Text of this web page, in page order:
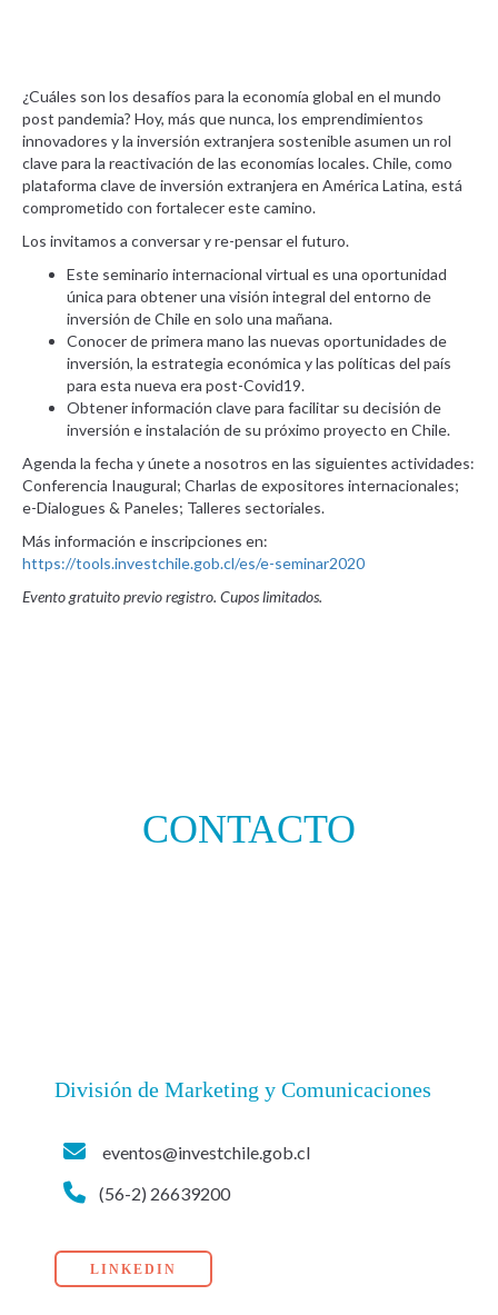
¿Cuáles son los desafíos para la economía global en el mundo
post pandemia? Hoy, más que nunca, los emprendimientos
innovadores y la inversión extranjera sostenible asumen un rol
clave para la reactivación de las economías locales. Chile, como
plataforma clave de inversión extranjera en América Latina, está
comprometido con fortalecer este camino.
Los invitamos a conversar y re-pensar el futuro.
Este seminario internacional virtual es una oportunidad
única para obtener una visión integral del entorno de
inversión de Chile en solo una mañana.
Conocer de primera mano las nuevas oportunidades de
inversión, la estrategia económica y las políticas del país
para esta nueva era post-Covid19.
Obtener información clave para facilitar su decisión de
inversión e instalación de su próximo proyecto en Chile.
Agenda la fecha y únete a nosotros en las siguientes actividades:
Conferencia Inaugural; Charlas de expositores internacionales;
e-Dialogues & Paneles; Talleres sectoriales.
Más información e inscripciones en:
https://tools.investchile.gob.cl/es/e-seminar2020
Evento gratuito previo registro. Cupos limitados.
CONTACTO
División de Marketing y Comunicaciones
eventos@investchile.gob.cl
(56-2) 26639200
LINKEDIN